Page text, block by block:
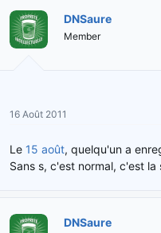
DNSaure
Member
16 Août 2011
Le 15 août, quelqu'un a
Sans s, c'est normal, c'est la
DNSaure